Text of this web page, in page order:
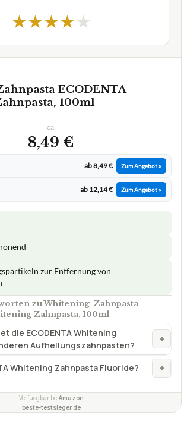
★★★★★
ECODENTA
100ml
ca.
8,49 €
ab 8,49 € Zum Angebot »
ab 12,14 € Zum Angebot »
zur Entfernung von
zu Whitening-Zahnpasta
Zahnpasta, 100ml
die ECODENTA Whitening
Aufhellungszahnpasten?
+
Whitening Zahnpasta Fluoride? +
Verfuegbar beiAmazon
beste-testsieger.de